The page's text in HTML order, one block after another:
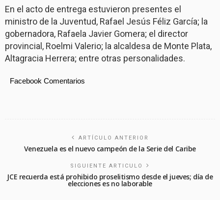
En el acto de entrega estuvieron presentes el
ministro de la Juventud, Rafael Jesús Féliz García; la
gobernadora, Rafaela Javier Gomera; el director
provincial, Roelmi Valerio; la alcaldesa de Monte Plata,
Altagracia Herrera; entre otras personalidades.
Facebook Comentarios
ARTÍCULO ANTERIOR
Venezuela es el nuevo campeón de la Serie del Caribe
SIGUIENTE ARTICULO
JCE recuerda está prohibido proselitismo desde el jueves; día de
elecciones es no laborable